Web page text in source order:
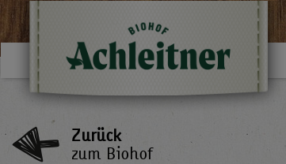
Zurück
zum Biohof